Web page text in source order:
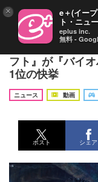
世界興行収入が
フト』が『バイ
1位の快挙
ニュース 動画
ポスト シェア
× e＋(イー
ト・ニュ
eplus inc.
無料 -